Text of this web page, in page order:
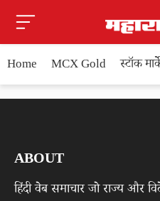
Home MCX Gold स्टॉक
ABOUT
हिंदी वेब समाचार जो राज्य और